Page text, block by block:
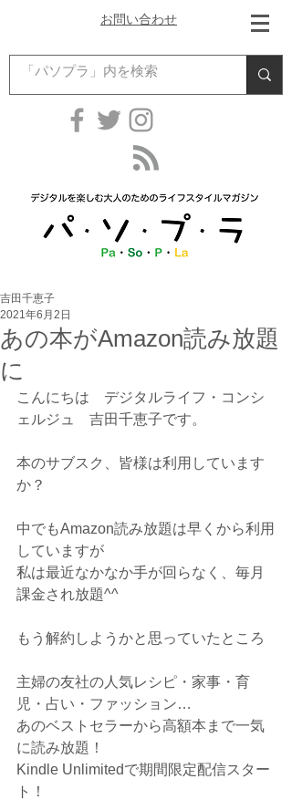
お問い合わせ
あの本がAmazon読み放題
に
吉田千恵子
2021年6月2日
こんにちは　デジタルライフ・コンシ
ェルジュ　吉田千恵子です。
本のサブスク、皆様は利用しています
か？
中でもAmazon読み放題は早くから利用
していますが
私は最近なかなか手が回らなく、毎月
課金され放題^^
もう解約しようかと思っていたところ
主婦の友社の人気レシピ・家事・育
児・占い・ファッション…
あのベストセラーから高額本まで一気
に読み放題！
Kindle Unlimitedで期間限定配信スター
ト！